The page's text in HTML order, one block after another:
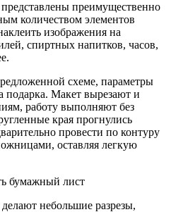
преимущественно
количеством элементов
изображения на
спиртных напитков, часов,
схеме, параметры
подарка. Макет вырезают и
работу выполняют без
края прогнулись
провести по контуру
оставляя легкую
бумажный лист
небольшие разрезы,